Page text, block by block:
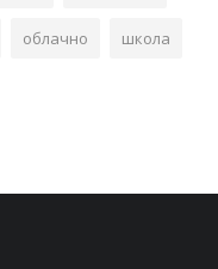
облачно школа